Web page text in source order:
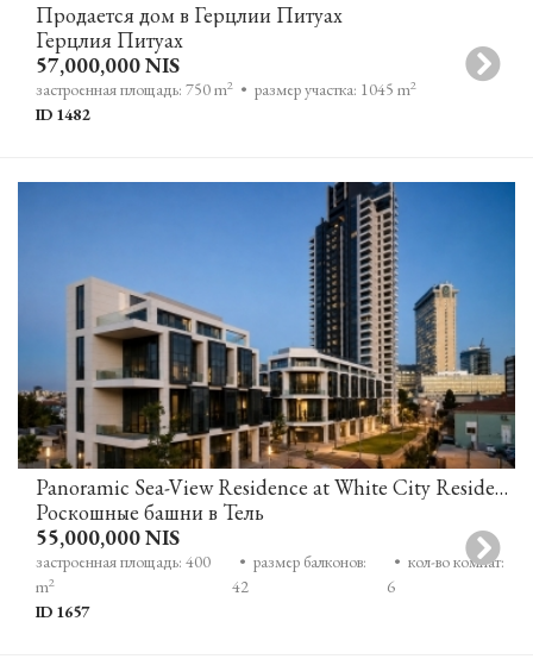
Продается дом в Герцлии Питуах
Герцлия Питуах
57,000,000 NIS
застроенная площадь: 750 m2 • размер участка: 1045 m2
ID 1482
Panoramic Sea-View Residence at White City Residence
Роскошные башни в Тель
55,000,000 NIS
застроенная площадь: 400
m2
• размер балконов:
42
• кол-во комнат:
6
ID 1657